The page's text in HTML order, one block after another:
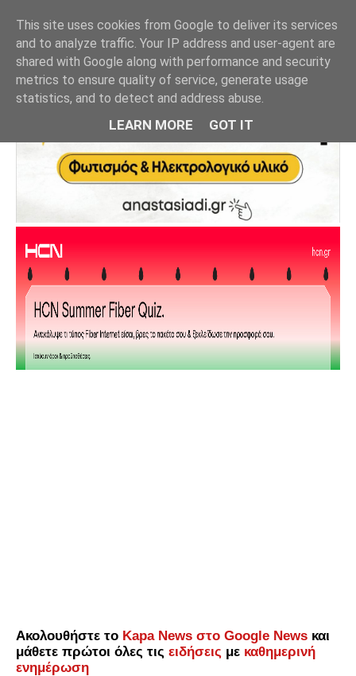
Ακολουθήστε το Kapa News στο Google News και
μάθετε πρώτοι όλες τις ειδήσεις με καθημερινή
ενημέρωση
This site uses cookies from Google to deliver its services
and to analyze traffic. Your IP address and user-agent are
shared with Google along with performance and security
metrics to ensure quality of service, generate usage
statistics, and to detect and address abuse.
LEARN MORE GOT IT